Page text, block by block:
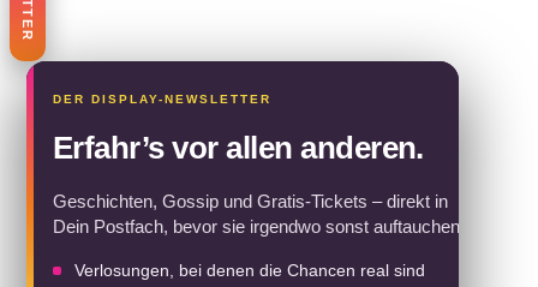
Erfahr’s vor allen anderen.
Geschichten, Gossip und Gratis-Tickets – direkt in
Dein Postfach, bevor sie irgendwo sonst auftauchen.
Verlosungen, bei denen die Chancen real sind